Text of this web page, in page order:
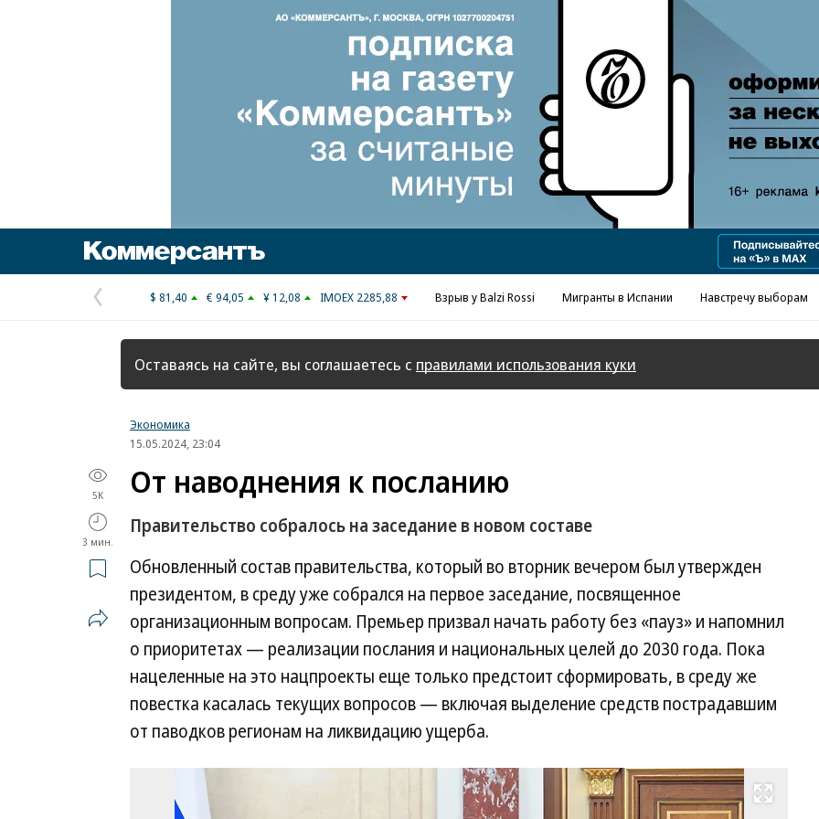
Реклама в «Ъ» www.kommersant.ru/ad
Предыдущая
страница
$ 81,40 € 94,05 ¥ 12,08 IMOEX 2285,88 Взрыв у Balzi Rossi Мигранты в Испании Навстречу выборам
Оставаясь на сайте, вы соглашаетесь с правилами использования куки
Экономика
15.05.2024, 23:04
5K
3 мин.
От наводнения к посланию
Правительство собралось на заседание в новом составе
Обновленный состав правительства, который во вторник вечером был утвержден
президентом, в среду уже собрался на первое заседание, посвященное
организационным вопросам. Премьер призвал начать работу без «пауз» и напомнил
о приоритетах — реализации послания и национальных целей до 2030 года. Пока
нацеленные на это нацпроекты еще только предстоит сформировать, в среду же
повестка касалась текущих вопросов — включая выделение средств пострадавшим
от паводков регионам на ликвидацию ущерба.
Развернуть на весь экран